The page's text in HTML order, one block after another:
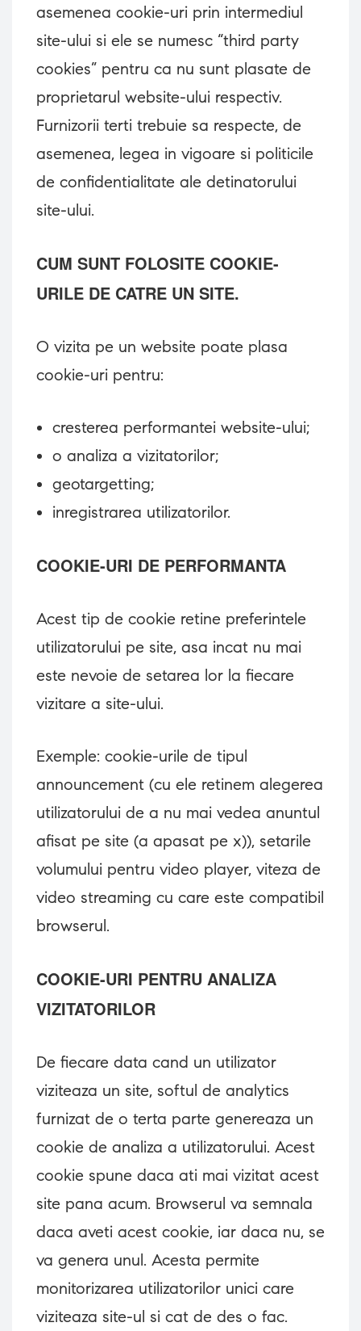
asemenea cookie-uri prin intermediul
site-ului si ele se numesc “third party
cookies” pentru ca nu sunt plasate de
proprietarul website-ului respectiv.
Furnizorii terti trebuie sa respecte, de
asemenea, legea in vigoare si politicile
de confidentialitate ale detinatorului
site-ului.
CUM SUNT FOLOSITE COOKIE-
URILE DE CATRE UN SITE.
O vizita pe un website poate plasa
cookie-uri pentru:
cresterea performantei website-ului;
o analiza a vizitatorilor;
geotargetting;
inregistrarea utilizatorilor.
COOKIE-URI DE PERFORMANTA
Acest tip de cookie retine preferintele
utilizatorului pe site, asa incat nu mai
este nevoie de setarea lor la fiecare
vizitare a site-ului.
Exemple: cookie-urile de tipul
announcement (cu ele retinem alegerea
utilizatorului de a nu mai vedea anuntul
afisat pe site (a apasat pe x)), setarile
volumului pentru video player, viteza de
video streaming cu care este compatibil
browserul.
COOKIE-URI PENTRU ANALIZA
VIZITATORILOR
De fiecare data cand un utilizator
viziteaza un site, softul de analytics
furnizat de o terta parte genereaza un
cookie de analiza a utilizatorului. Acest
cookie spune daca ati mai vizitat acest
site pana acum. Browserul va semnala
daca aveti acest cookie, iar daca nu, se
va genera unul. Acesta permite
monitorizarea utilizatorilor unici care
viziteaza site-ul si cat de des o fac.